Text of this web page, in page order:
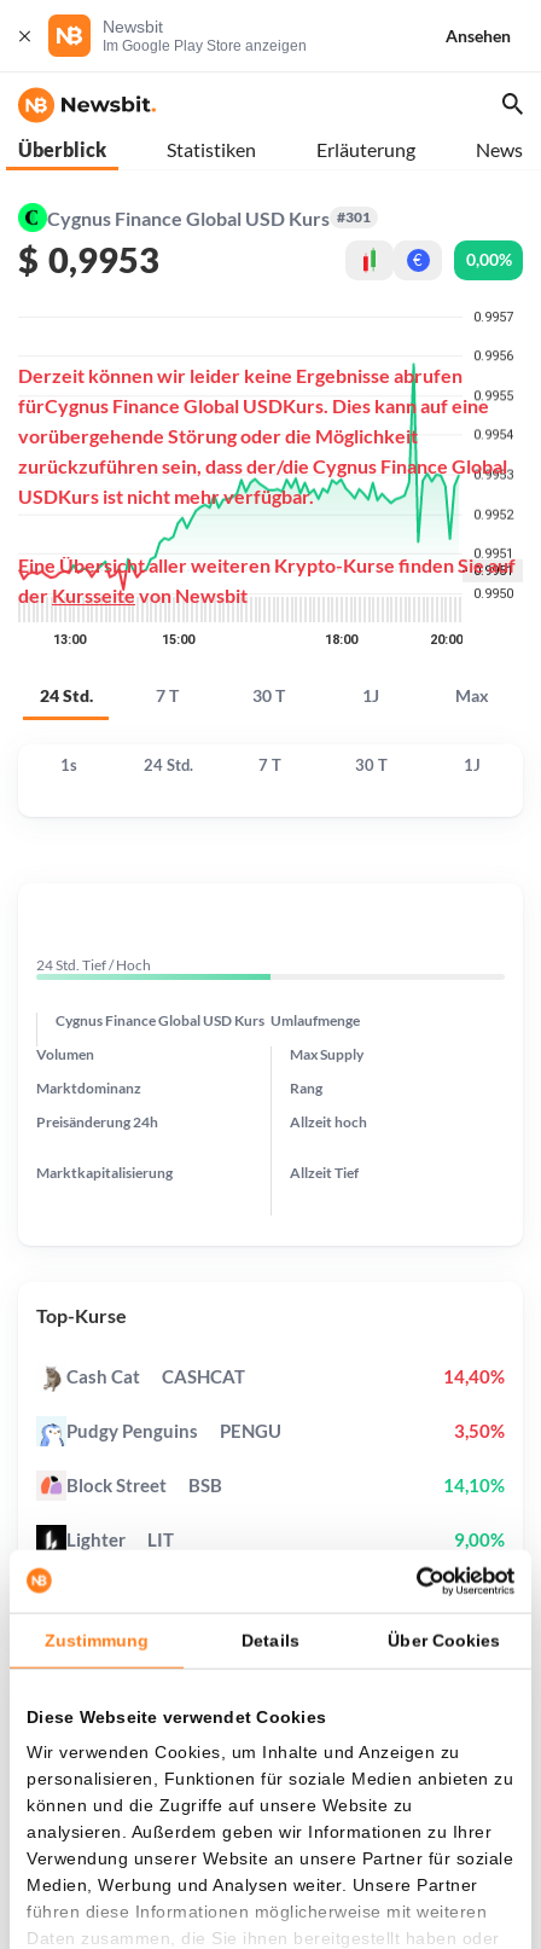
Zustimmung Details Über Cookies
Diese Webseite verwendet Cookies
Wir verwenden Cookies, um Inhalte und Anzeigen zu
personalisieren, Funktionen für soziale Medien anbieten zu
können und die Zugriffe auf unsere Website zu
analysieren. Außerdem geben wir Informationen zu Ihrer
Verwendung unserer Website an unsere Partner für soziale
Medien, Werbung und Analysen weiter. Unsere Partner
führen diese Informationen möglicherweise mit weiteren
Daten zusammen, die Sie ihnen bereitgestellt haben oder
Newsbit
Im Google Play Store anzeigen
Ansehen
Überblick Statistiken Erläuterung News
Cygnus Finance Global USD Kurs #301
$ 0,9953 € 0,00%
24 Std. 7 T 30 T 1J Max
Derzeit können wir leider keine Ergebnisse abrufen
fürCygnus Finance Global USDKurs. Dies kann auf eine
vorübergehende Störung oder die Möglichkeit
zurückzuführen sein, dass der/die Cygnus Finance Global
USDKurs ist nicht mehr verfügbar.
Eine Übersicht aller weiteren Krypto-Kurse finden Sie auf
derKursseitevon Newsbit
1s 24 Std. 7 T 30 T 1J
Was, wenn ich...?
Zie hoeveel waarde je vandaag zou hebben als
je dollar-cost averaging had toegepast op
verschillende cryptocurrencies.
Hätte investiert In
$
24 Std. Tief / Hoch
Cygnus Finance Global USD Kurs Umlaufmenge
Preisänderung 24h
Max Supply
Marktdominanz
Marktkapitalisierung
Volumen
Rang
Allzeithoch
AllzeitTief
Top-Kurse
Cash Cat CASHCAT 14,40%
Pudgy Penguins PENGU 3,50%
Block Street BSB 14,10%
Lighter LIT 9,00%
11,30%